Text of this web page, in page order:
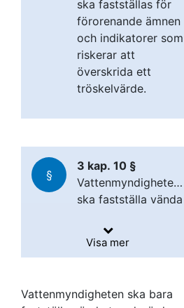
ska fastställas för
förorenande ämnen
och indikatorer som
riskerar att
överskrida ett
tröskelvärde.
§
3 kap. 10 §
Vattenmyndigheten
ska fastställa vända
det utgör 75
procent av
av denna paragraf.
ska fastställas till
en lägre
procentandel av
procent om det
Vända trend­-värdet
procentandel av
detektionsnivån
Visa mer
Vattenmyndigheten ska bara